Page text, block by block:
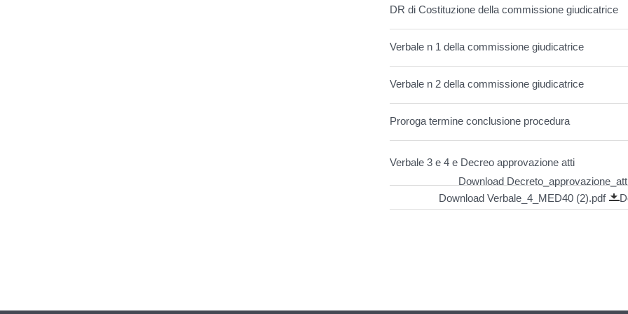
DR di Costituzione della commissione giudicatrice
Verbale n 1 della commissione giudicatrice
Verbale n 2 della commissione giudicatrice
Proroga termine conclusione procedura
Verbale 3 e 4 e Decreo approvazione atti
Download
Download Verbale_4_MED40 (2).pdf